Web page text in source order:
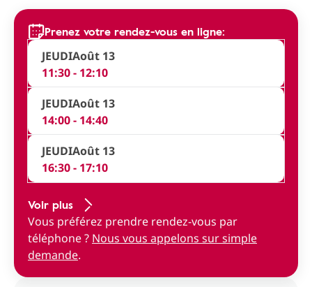
Prenez votre rendez-vous en ligne:
JEUDIAoût 13
11:30 - 12:10
JEUDIAoût 13
14:00 - 14:40
JEUDIAoût 13
16:30 - 17:10
Voir plus
Vous préférez prendre rendez-vous par
téléphone ? Nous vous appelons sur simple
demande.